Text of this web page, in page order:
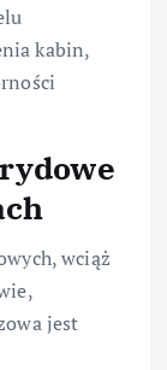
kabin,
wciąż
jest